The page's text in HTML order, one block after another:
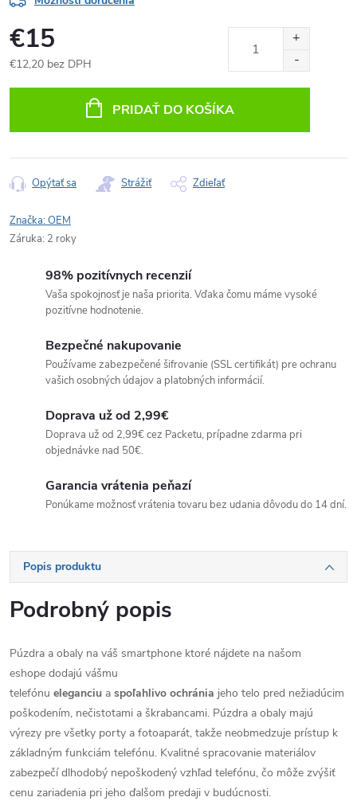
€15
€12,20 bez DPH
PRIDAŤ DO KOŠÍKA
Opýtať sa Strážiť Zdieľať
Značka:OEM
Záruka: 2 roky
98% pozitívnych recenzií
Vaša spokojnosť je naša priorita. Vďaka čomu máme vysoké
pozitívne hodnotenie.
Bezpečné nakupovanie
Používame zabezpečené šifrovanie (SSL certifikát) pre ochranu
vašich osobných údajov a platobných informácií.
Doprava už od 2,99€
Doprava už od 2,99€ cez Packetu, prípadne zdarma pri
objednávke nad 50€.
Garancia vrátenia peňazí
Ponúkame možnosť vrátenia tovaru bez udania dôvodu do 14 dní.
Popis produktu
Podrobný popis
Púzdra a obaly na váš smartphone ktoré nájdete na našom
eshope dodajú vášmu
telefónu eleganciu a spoľahlivo ochránia jeho telo pred nežiadúcim
poškodením, nečistotami a škrabancami. Púzdra a obaly majú
výrezy pre všetky porty a fotoaparát, takže neobmedzuje prístup k
základným funkciám telefónu. Kvalitné spracovanie materiálov
zabezpečí dlhodobý nepoškodený vzhľad telefónu, čo môže zvýšiť
cenu zariadenia pri jeho ďalšom predaji v budúcnosti.